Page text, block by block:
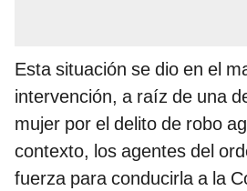
Esta situación se dio en el
intervención, a raíz de una
mujer por el delito de robo
contexto, los agentes del
fuerza para conducirla a la